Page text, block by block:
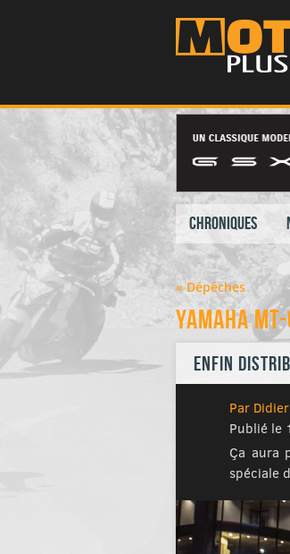
Chroniques
« Dépêches
Yamaha
Enfin
Par
Publié le
Ça aura
spéciale